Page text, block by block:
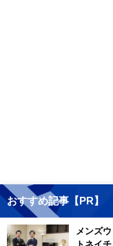
おすすめ記事【PR】
メンズ
トネイ